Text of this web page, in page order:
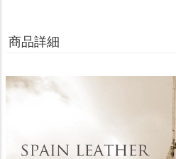
商品詳細